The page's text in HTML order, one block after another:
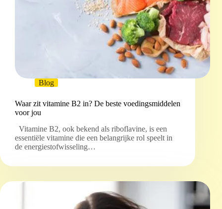
Blog
Waar zit vitamine B2 in? De beste voedingsmiddelen
voor jou
Vitamine B2, ook bekend als riboflavine, is een
essentiële vitamine die een belangrijke rol speelt in
de energiestofwisseling…